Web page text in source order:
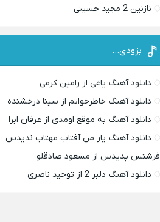
نازنین 2 مجید حسینی
بزودی…
دانلود آهنگ یاغی از رامین کرمی
دانلود آهنگ خاطرخواتم از سینا درخشنده
دانلود آهنگ به موقع اومدی از عرفان ابرا
دانلود آهنگ یار من آفتاب مهتاب ندیدس
فرشتس پدیدس از مسعود صادقلو
دانلود آهنگ دلبر 2 از توحید ناصری